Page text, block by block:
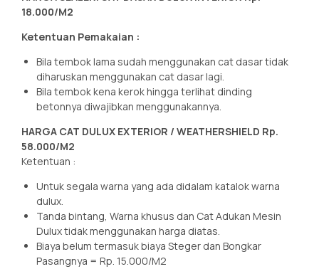
18.000/M2
Ketentuan Pemakaian :
Bila tembok lama sudah menggunakan cat dasar tidak
diharuskan menggunakan cat dasar lagi.
Bila tembok kena kerok hingga terlihat dinding
betonnya diwajibkan menggunakannya.
HARGA CAT DULUX EXTERIOR / WEATHERSHIELD Rp.
58.000/M2
Ketentuan :
Untuk segala warna yang ada didalam katalok warna
dulux.
Tanda bintang, Warna khusus dan Cat Adukan Mesin
Dulux tidak menggunakan harga diatas.
Biaya belum termasuk biaya Steger dan Bongkar
Pasangnya = Rp. 15.000/M2